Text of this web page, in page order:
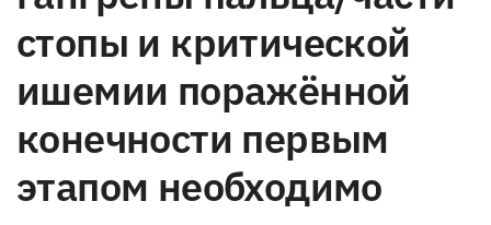
стопы и критической
ишемии поражённой
конечности первым
этапом необходимо